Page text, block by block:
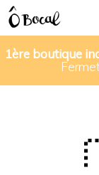
1ère boutique